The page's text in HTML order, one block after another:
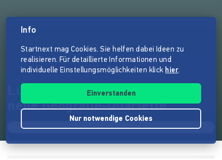
Lust die Welt zu erkunden? 4
neue Geografie-Quartette
Info
Startnext mag Cookies. Sie helfen dabei Ideen zu
realisieren. Für detaillierte Informationen und
individuelle Einstellungsmöglichkeiten klick hier.
Einverstanden
Nur notwendige Cookies